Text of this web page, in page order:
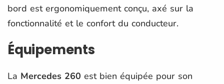
bord est ergonomiquement conçu, axé sur la
fonctionnalité et le confort du conducteur.
Équipements
La Mercedes 260 est bien équipée pour son